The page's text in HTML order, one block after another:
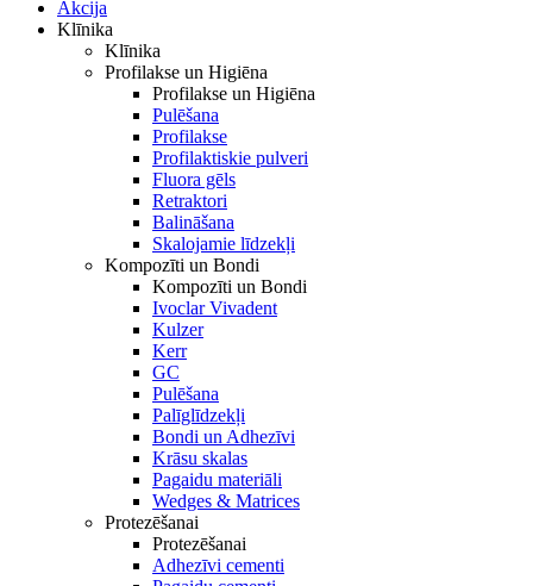
Akcija
Klīnika
Klīnika
Profilakse un Higiēna
Profilakse un Higiēna
Pulēšana
Profilakse
Profilaktiskie pulveri
Fluora gēls
Retraktori
Balināšana
Skalojamie līdzekļi
Kompozīti un Bondi
Kompozīti un Bondi
Ivoclar Vivadent
Kulzer
Kerr
GC
Pulēšana
Palīglīdzekļi
Bondi un Adhezīvi
Krāsu skalas
Pagaidu materiāli
Wedges & Matrices
Protezēšanai
Protezēšanai
Adhezīvi cementi